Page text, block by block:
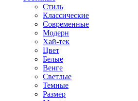
Стиль
Классические
Современные
Модерн
Хай-тек
Цвет
Белые
Венге
Светлые
Темные
Размер